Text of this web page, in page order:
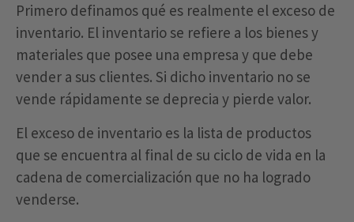
Primero definamos qué es realmente el exceso de
inventario. El inventario se refiere a los bienes y
materiales que posee una empresa y que debe
vender a sus clientes. Si dicho inventario no se
vende rápidamente se deprecia y pierde valor.
El exceso de inventario es la lista de productos
que se encuentra al final de su ciclo de vida en la
cadena de comercialización que no ha logrado
venderse.